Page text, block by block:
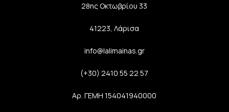
28ης Οκτωβρίου 33
41223, Λάρισα
info@lalimainas.gr
(+30) 2410 55 22 57
Αρ. ΓΕΜΗ 154041940000